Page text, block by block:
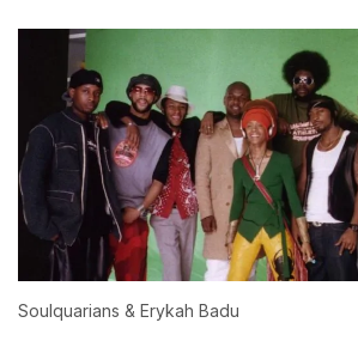
Soulquarians & Erykah Badu